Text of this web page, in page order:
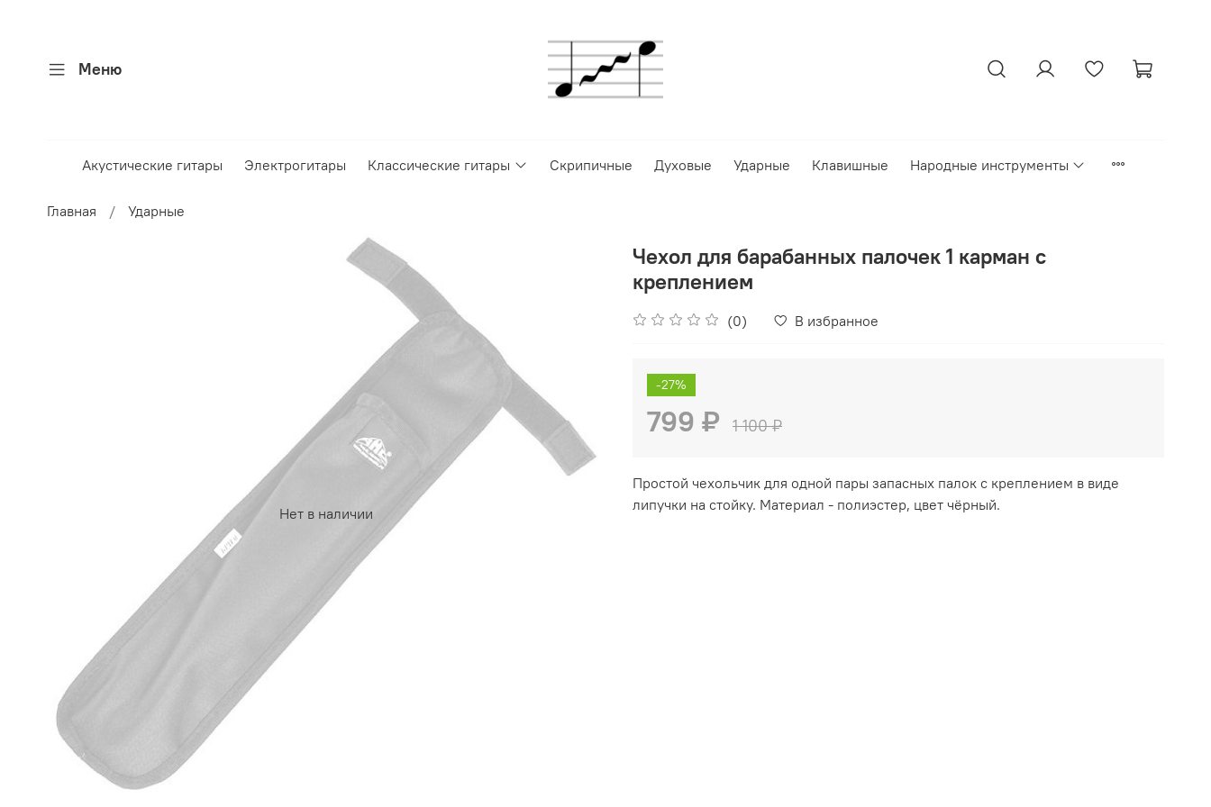
Меню
Акустические гитары Электрогитары Классические гитары Скрипичные Духовые Ударные Клавишные Народные инструменты
Главная Ударные
Нет в наличии
Чехол для барабанных палочек 1 карман с
креплением
(0) В избранное
-27%
799 ₽ 1 100 ₽
Простой чехольчик для одной пары запасных палок с креплением в виде
липучки на стойку. Материал - полиэстер, цвет чёрный.